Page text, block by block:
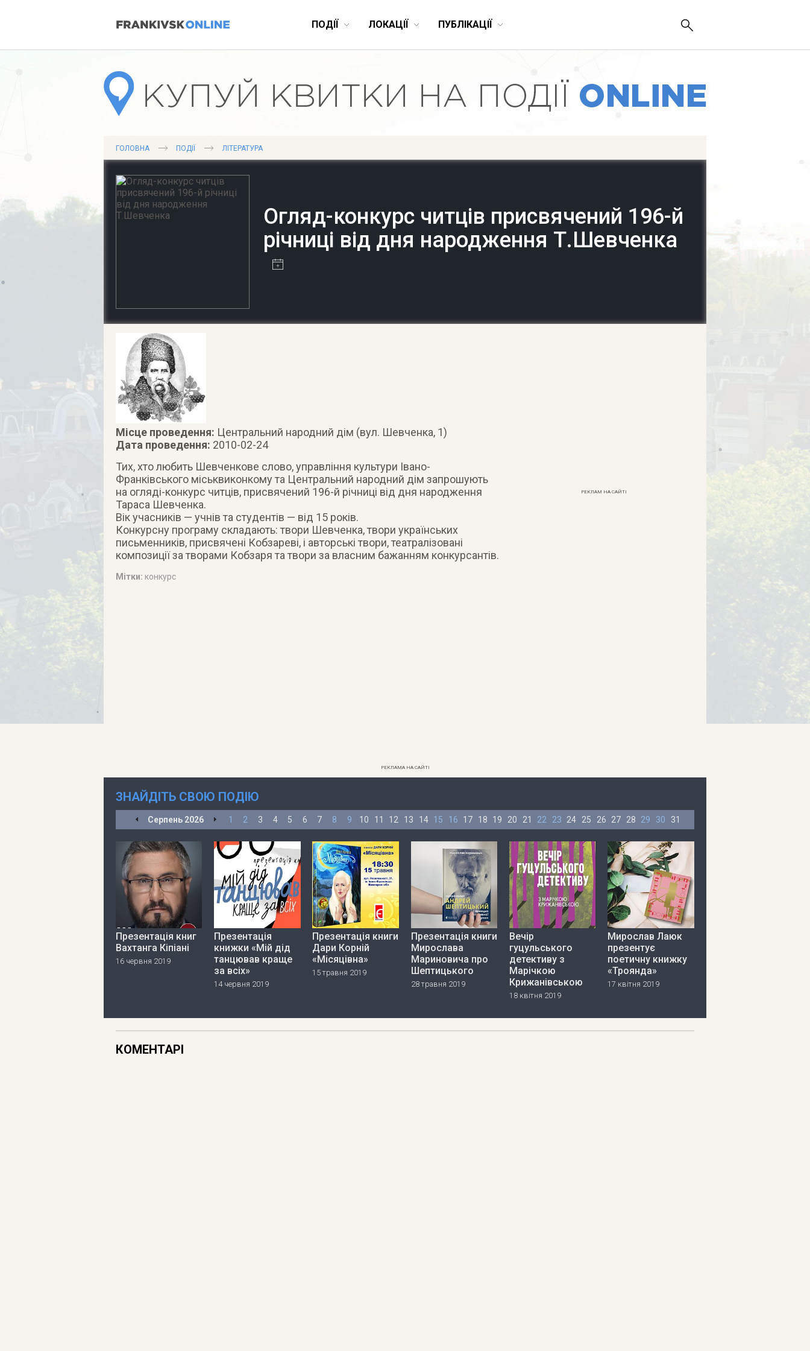
ПОДІЇ ЛОКАЦІЇ ПУБЛІКАЦІЇ
ГОЛОВНА ПОДІЇ ЛІТЕРАТУРА
Огляд-конкурс читців присвячений 196-й
річниці від дня народження Т.Шевченка
Місце проведення: Центральний народний дім (вул. Шевченка, 1)
Дата проведення: 2010-02-24
Тих, хто любить Шевченкове слово, управління культури Івано-
Франківського міськвиконкому та Центральний народний дім запрошують
на огляді-конкурс читців, присвячений 196-й річниці від дня народження
Тараса Шевченка.
Вік учасників — учнів та студентів — від 15 років.
Конкурсну програму складають: твори Шевченка, твори українських
письменників, присвячені Кобзареві, і авторські твори, театралізовані
композиції за творами Кобзаря та твори за власним бажанням конкурсантів.
Мітки: конкурс
РЕКЛАМ НА САЙТІ
РЕКЛАМА НА САЙТІ
ЗНАЙДІТЬ СВОЮ ПОДІЮ
Серпень 2026 1 2 3 4 5 6 7 8 9 10 11 12 13 14 15 16 17 18 19 20 21 22 23 24 25 26 27 28 29 30 31
Презентація книг
Вахтанга Кіпіані
16 червня 2019
Презентація
книжки «Мій дід
танцював краще
за всіх»
14 червня 2019
Презентація книги
Дари Корній
«Місяцівна»
15 травня 2019
Презентація книги
Мирослава
Мариновича про
Шептицького
28 травня 2019
Вечір
гуцульського
детективу з
Марічкою
Крижанівською
18 квітня 2019
Мирослав Лаюк
презентує
поетичну книжку
«Троянда»
17 квітня 2019
КОМЕНТАРІ